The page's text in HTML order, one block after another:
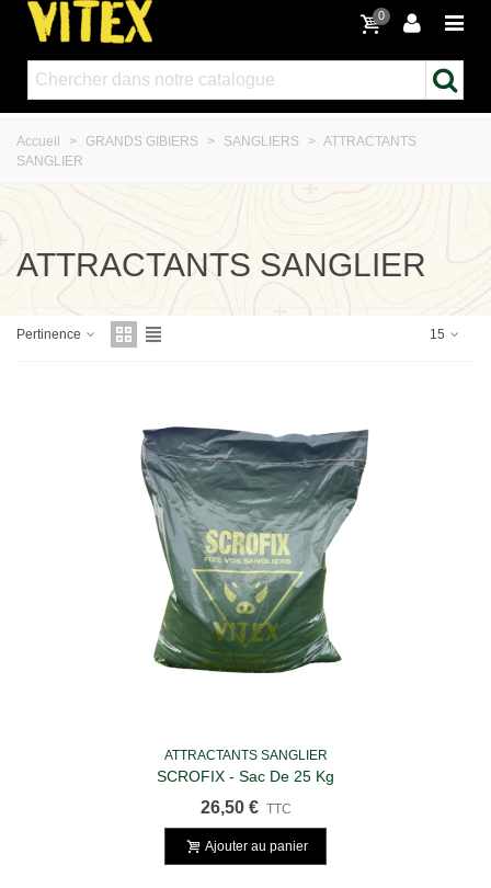
0
Accueil > GRANDS GIBIERS > SANGLIERS > ATTRACTANTS
SANGLIER
ATTRACTANTS SANGLIER
Pertinence 15
ATTRACTANTS SANGLIER
SCROFIX - Sac De 25 Kg
26,50 € TTC
Ajouter au panier